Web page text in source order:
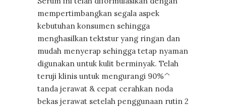
mempertimbangkan segala aspek
kebutuhan konsumen sehingga
menghasilkan tektstur yang ringan dan
mudah menyerap sehingga tetap nyaman
digunakan untuk kulit berminyak. Telah
teruji klinis untuk mengurangi 90%^
tanda jerawat & cepat cerahkan noda
bekas jerawat setelah penggunaan rutin 2